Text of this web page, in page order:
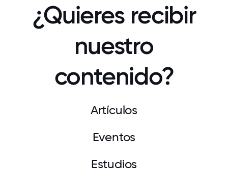
¿Quieres recibir
nuestro
contenido?
Artículos
Eventos
Estudios